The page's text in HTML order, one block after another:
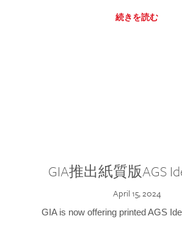
続きを読む
GIA推出紙質版AGS
April 15, 2024
GIA is now offering printed AGS